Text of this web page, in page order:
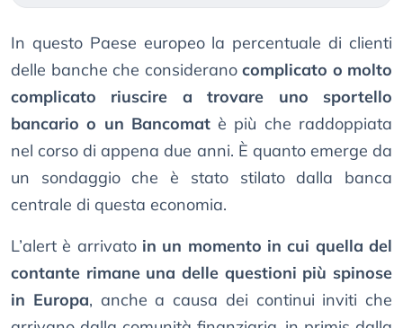
In questo Paese europeo la percentuale di clienti
delle banche che considerano complicato o molto
complicato riuscire a trovare uno sportello
bancario o un Bancomatè più che raddoppiata
nel corso di appena due anni. È quanto emerge da
un sondaggio che è stato stilato dalla banca
centrale di questa economia.
L’alert è arrivato in un momento in cui quella del
contante rimane una delle questioni più spinose
in Europa, anche a causa dei continui inviti che